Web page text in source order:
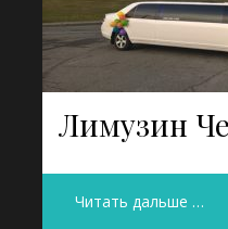
Лимузин
Читать дальше …